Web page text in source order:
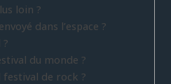
loin ?
dans l’espace ?
du monde ?
festival de rock ?